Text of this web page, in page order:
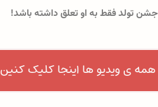
تولد فقط به او تعلق داشته باشد!
همه ی ویدیو ها اینجا کلیک کنین